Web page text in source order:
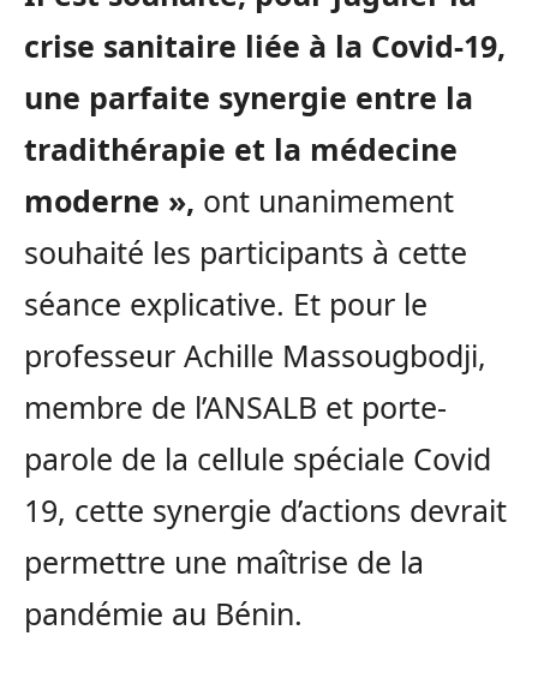
crise sanitaire liée à la Covid-19,
une parfaite synergie entre la
tradithérapie et la médecine
moderne », ont unanimement
souhaité les participants à cette
séance explicative. Et pour le
professeur Achille Massougbodji,
membre de l’ANSALB et porte-
parole de la cellule spéciale Covid
19, cette synergie d’actions devrait
permettre une maîtrise de la
pandémie au Bénin.